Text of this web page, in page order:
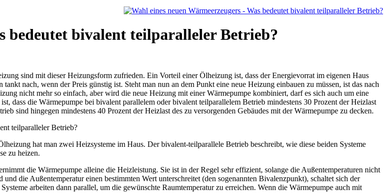
bedeutet bivalent teilparalleler Betrieb?
sind mit dieser Heizungsform zufrieden. Ein Vorteil einer Ölheizung ist, dass der Energievorrat im eigenen Haus
nach, wenn der Preis günstig ist. Steht man nun an dem Punkt eine neue Heizung einbauen zu müssen, ist das nach
nicht mehr so einfach, aber wird die neue Heizung mit einer Wärmepumpe kombiniert, darf es sich auch um eine
dass die Wärmepumpe bei bivalent parallelem oder bivalent teilparallelem Betrieb mindestens 30 Prozent der Heizlast
sind hingegen mindestens 40 Prozent der Heizlast des zu versorgenden Gebäudes mit der Wärmepumpe zu decken.
teilparalleler Betrieb?
hat man zwei Heizsysteme im Haus. Der bivalent-teilparallele Betrieb beschreibt, wie diese beiden Systeme
zu heizen.
die Wärmepumpe alleine die Heizleistung. Sie ist in der Regel sehr effizient, solange die Außentemperaturen nicht
die Außentemperatur einen bestimmten Wert unterschreitet (den sogenannten Bivalenzpunkt), schaltet sich der
arbeiten dann parallel, um die gewünschte Raumtemperatur zu erreichen. Wenn die Wärmepumpe auch mit